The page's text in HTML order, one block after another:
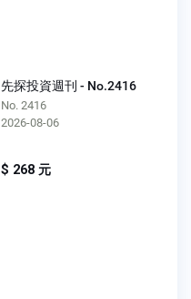
先探投資週刊 - No.2416
No. 2416
2026-08-06
$ 268 元